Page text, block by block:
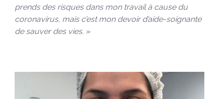
prends des risques dans mon travail à cause du
coronavirus, mais c’est mon devoir d’aide-soignante
de sauver des vies. »